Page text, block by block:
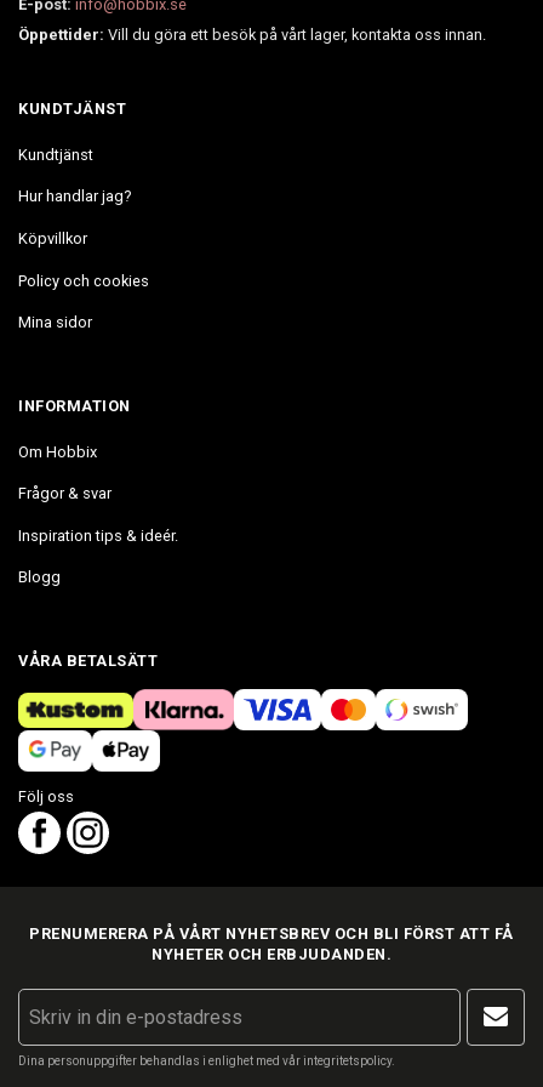
E-post: info@hobbix.se
Öppettider: Vill du göra ett besök på vårt lager, kontakta oss innan.
KUNDTJÄNST
Kundtjänst
Hur handlar jag?
Köpvillkor
Policy och cookies
Mina sidor
INFORMATION
Om Hobbix
Frågor & svar
Inspiration tips & ideér.
Blogg
VÅRA BETALSÄTT
Följ oss
PRENUMERERA PÅ VÅRT NYHETSBREV OCH BLI FÖRST ATT FÅ
NYHETER OCH ERBJUDANDEN.
Dina personuppgifter behandlas i enlighet med vår integritetspolicy.